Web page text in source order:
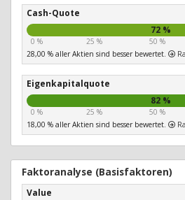
Cash-Quote
72 %
0 % 25 % 50 %
28,00 % aller Aktien sind besser bewertet.
Eigenkapitalquote
82 %
0 % 25 % 50 %
18,00 % aller Aktien sind besser bewertet.
Faktoranalyse (Basisfaktoren)
Value